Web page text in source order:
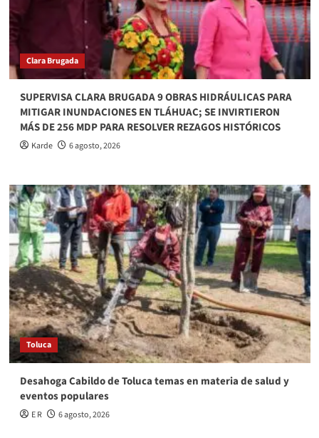
Clara Brugada
SUPERVISA CLARA BRUGADA 9 OBRAS HIDRÁULICAS PARA
MITIGAR INUNDACIONES EN TLÁHUAC; SE INVIRTIERON
MÁS DE 256 MDP PARA RESOLVER REZAGOS HISTÓRICOS
Karde 6 agosto, 2026
Toluca
Desahoga Cabildo de Toluca temas en materia de salud y
eventos populares
E R 6 agosto, 2026